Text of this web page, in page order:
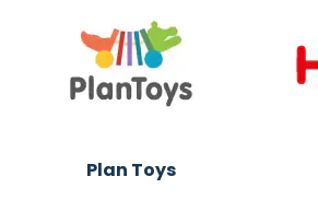
Plan Toys